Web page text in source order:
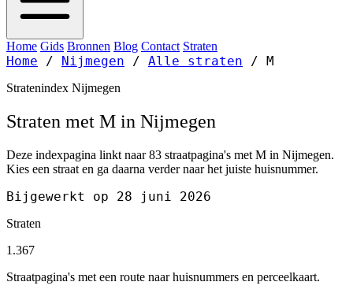
Home Gids Bronnen Blog Contact Straten
Home / Nijmegen / Alle straten / M
Stratenindex Nijmegen
Straten met M in Nijmegen
Deze indexpagina linkt naar 83 straatpagina's met M in Nijmegen.
Kies een straat en ga daarna verder naar het juiste huisnummer.
Bijgewerkt op 28 juni 2026
Straten
1.367
Straatpagina's met een route naar huisnummers en perceelkaart.